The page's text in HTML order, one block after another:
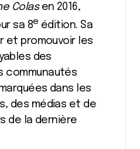
Colas en 2016,
sa 8e édition. Sa
et promouvoir les
des
communautés
dans les
des médias et de
de la dernière